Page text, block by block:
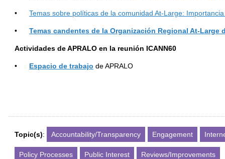
• Temas sobre políticas de la comunidad At-Large:
• Temas candentes de la Organización Regional At-Large
Actividades de APRALO en la reunión ICANN60
• Espacio de trabajo de APRALO
Topic(s): Accountability/Transparency Engagement
Policy Processes Public Interest Reviews/Improvements